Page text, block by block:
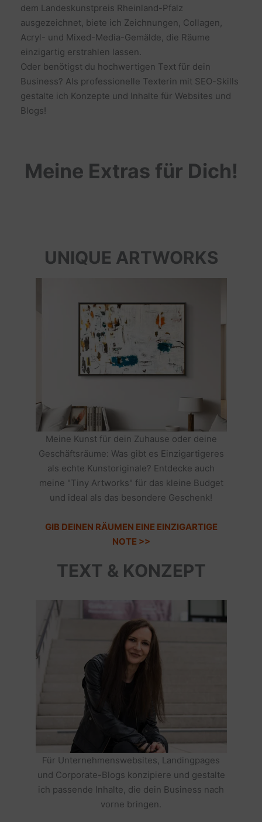
dem Landeskunstpreis Rheinland-Pfalz
ausgezeichnet, biete ich Zeichnungen, Collagen,
Acryl- und Mixed-Media-Gemälde, die Räume
einzigartig erstrahlen lassen.
Oder benötigst du hochwertigen Text für dein
Business? Als professionelle Texterin mit SEO-Skills
gestalte ich Konzepte und Inhalte für Websites und
Blogs!
Meine Extras für Dich!
UNIQUE ARTWORKS
Meine Kunst für dein Zuhause oder deine
Geschäftsräume: Was gibt es Einzigartigeres
als echte Kunstoriginale? Entdecke auch
meine "Tiny Artworks" für das kleine Budget
und ideal als das besondere Geschenk!
GIB DEINEN RÄUMEN EINE EINZIGARTIGE
NOTE >>
TEXT & KONZEPT
Für Unternehmenswebsites, Landingpages
und Corporate-Blogs konzipiere und gestalte
ich passende Inhalte, die dein Business nach
vorne bringen.